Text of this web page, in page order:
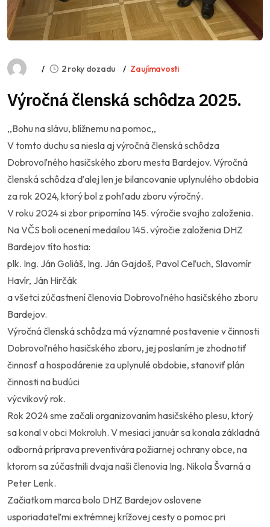
2 roky dozadu Zaujímavosti
Výročná členská schôdza 2025.
,,Bohu na slávu, blížnemu na pomoc,,
V tomto duchu sa niesla aj výročná členská schôdza
Dobrovoľného hasičského zboru mesta Bardejov. Výročná
členská schôdza ďalej len je bilancovanie uplynulého obdobia
za rok 2024, ktorý bol z pohľadu zboru výročný.
V roku 2024 si zbor pripomína 145. výročie svojho založenia.
Na VČS boli ocenení medailou 145. výročie založenia DHZ
Bardejov títo hostia:
plk. Ing. Ján Goliáš, Ing. Ján Gajdoš, Pavol Ceľuch, Slavomír
Havír, Ján Hirčák
a všetci zúčastnení členovia Dobrovoľného hasičského zboru
Bardejov.
Výročná členská schôdza má významné postavenie v činnosti
Dobrovoľného hasičského zboru, jej poslaním je zhodnotiť
činnosť a hospodárenie za uplynulé obdobie, stanoviť plán
činnosti na budúci
výcvikový rok.
Rok 2024 sme začali organizovaním hasičského plesu, ktorý
sa konal v obci Mokroluh. V mesiaci január sa konala základná
odborná príprava preventivára požiarnej ochrany obce, na
ktorom sa zúčastnili dvaja naši členovia Ing. Nikola Švarná a
Peter Lenk.
Začiatkom marca bolo DHZ Bardejov oslovene
usporiadateľmi extrémnej krížovej cesty o pomoc pri